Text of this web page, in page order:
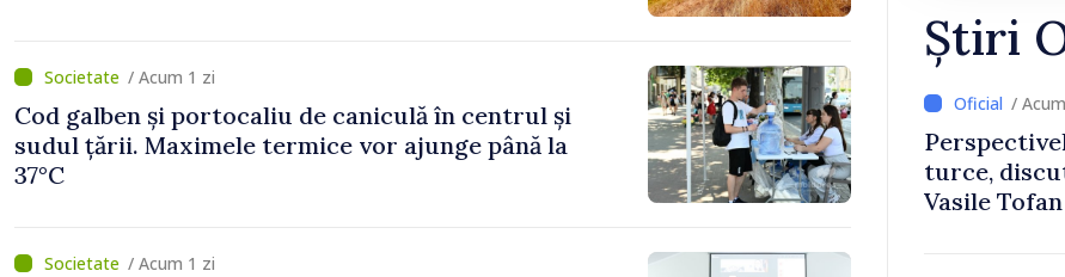
/ Acum 1 zi
Cod galben și portocaliu de caniculă în centrul și
sudul țării. Maximele termice vor ajunge până la
37°C
/ Acum 1 zi
Știri
/
turce,
Vasile